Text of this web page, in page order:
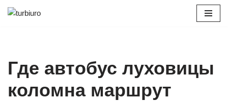
Где автобус луховицы
коломна маршрут